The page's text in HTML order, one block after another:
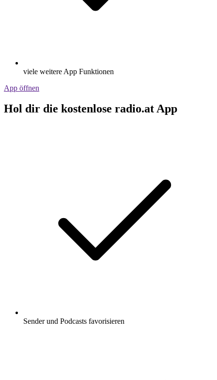
viele weitere App Funktionen
App öffnen
Hol dir die kostenlose radio.at App
Sender und Podcasts favorisieren